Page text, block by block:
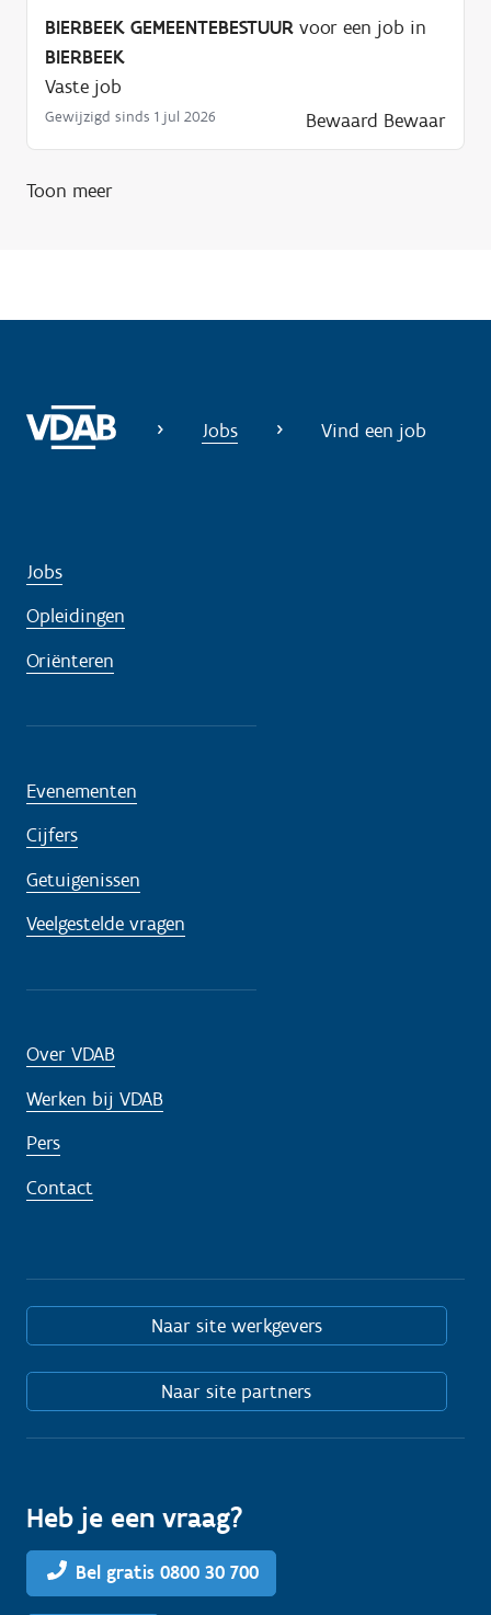
d
BIERBEEK GEMEENTEBESTUUR voor een job in
BIERBEEK
Vaste job
Gewijzigd sinds 1 jul 2026 Bewaard Bewaar
Toon meer
Jobs Vind een job
Jobs
Opleidingen
Oriënteren
Evenementen
Cijfers
Getuigenissen
Veelgestelde vragen
Over VDAB
Werken bij VDAB
Pers
Contact
Naar site werkgevers
Naar site partners
Heb je een vraag?
Bel gratis 0800 30 700